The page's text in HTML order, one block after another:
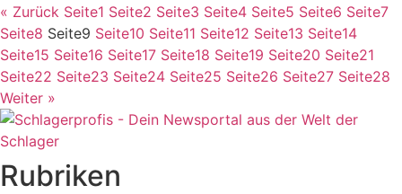
« Zurück Seite1 Seite2 Seite3 Seite4 Seite5 Seite6 Seite7
Seite8 Seite9 Seite10 Seite11 Seite12 Seite13 Seite14
Seite15 Seite16 Seite17 Seite18 Seite19 Seite20 Seite21
Seite22 Seite23 Seite24 Seite25 Seite26 Seite27 Seite28
Weiter »
Rubriken